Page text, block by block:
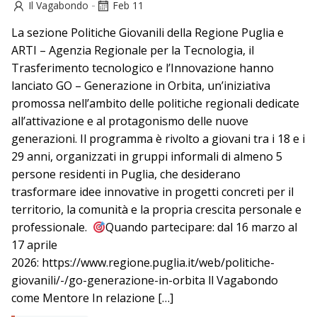
Il Vagabondo - Feb 11
La sezione Politiche Giovanili della Regione Puglia e
ARTI – Agenzia Regionale per la Tecnologia, il
Trasferimento tecnologico e l’Innovazione hanno
lanciato GO – Generazione in Orbita, un’iniziativa
promossa nell’ambito delle politiche regionali dedicate
all’attivazione e al protagonismo delle nuove
generazioni. Il programma è rivolto a giovani tra i 18 e i
29 anni, organizzati in gruppi informali di almeno 5
persone residenti in Puglia, che desiderano
trasformare idee innovative in progetti concreti per il
territorio, la comunità e la propria crescita personale e
professionale.
Quando partecipare: dal 16 marzo al
17 aprile
2026: https://www.regione.puglia.it/web/politiche-
giovanili/-/go-generazione-in-orbita ll Vagabondo
come Mentore In relazione […]